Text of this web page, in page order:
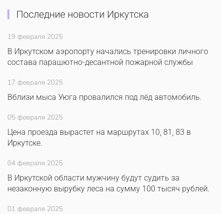
Последние новости Иркутска
19 февраля 2025
В Иркутском аэропорту начались тренировки личного
состава парашютно-десантной пожарной службы
17 февраля 2025
Вблизи мыса Уюга провалился под лёд автомобиль.
05 февраля 2025
Цена проезда вырастет на маршрутах 10, 81, 83 в
Иркутске.
04 февраля 2025
В Иркутской области мужчину будут судить за
незаконную вырубку леса на сумму 100 тысяч рублей.
01 февраля 2025